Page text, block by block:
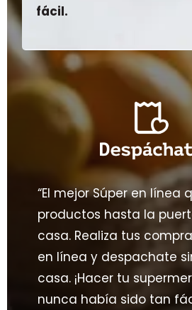
fácil.
“El mejor Súper en línea
productos hasta la
casa. Realiza tus
en línea y despachate
casa. ¡Hacer tu
nunca había sido tan